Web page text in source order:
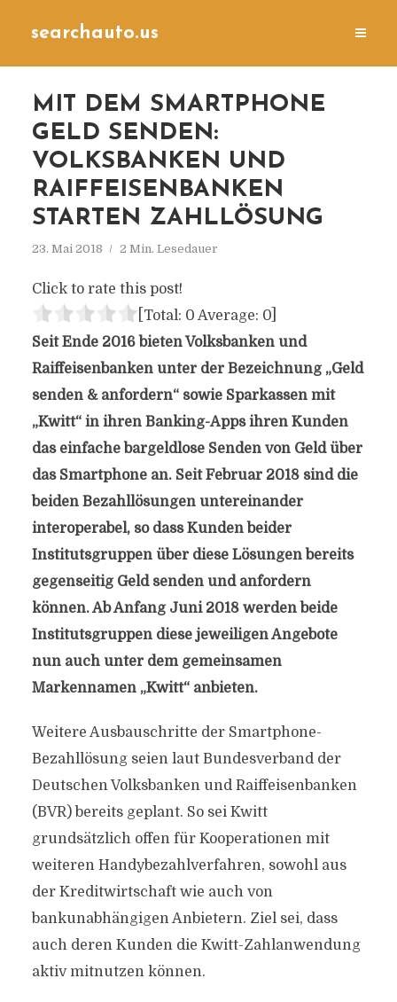
searchauto.us
MIT DEM SMARTPHONE
GELD SENDEN:
VOLKSBANKEN UND
RAIFFEISENBANKEN
STARTEN ZAHLLÖSUNG
23. Mai 2018 2 Min. Lesedauer
Click to rate this post!
[Total: 0 Average: 0]
Seit Ende 2016 bieten Volksbanken und
Raiffeisenbanken unter der Bezeichnung „Geld
senden & anfordern“ sowie Sparkassen mit
„Kwitt“ in ihren Banking-Apps ihren Kunden
das einfache bargeldlose Senden von Geld über
das Smartphone an. Seit Februar 2018 sind die
beiden Bezahllösungen untereinander
interoperabel, so dass Kunden beider
Institutsgruppen über diese Lösungen bereits
gegenseitig Geld senden und anfordern
können. Ab Anfang Juni 2018 werden beide
Institutsgruppen diese jeweiligen Angebote
nun auch unter dem gemeinsamen
Markennamen „Kwitt“ anbieten.
Weitere Ausbauschritte der Smartphone-
Bezahllösung seien laut Bundesverband der
Deutschen Volksbanken und Raiffeisenbanken
(BVR) bereits geplant. So sei Kwitt
grundsätzlich offen für Kooperationen mit
weiteren Handybezahlverfahren, sowohl aus
der Kreditwirtschaft wie auch von
bankunabhängigen Anbietern. Ziel sei, dass
auch deren Kunden die Kwitt-Zahlanwendung
aktiv mitnutzen können.